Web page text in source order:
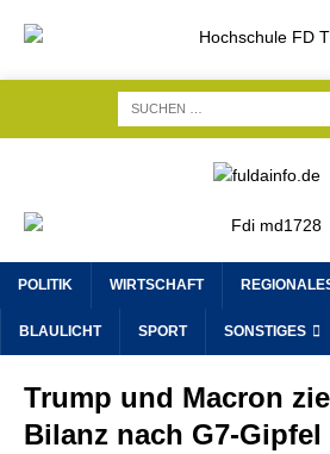
POLITIK WIRTSCHAFT
BLAULICHT SPORT SONSTIGES
Trump und Macron
Bilanz nach G7-